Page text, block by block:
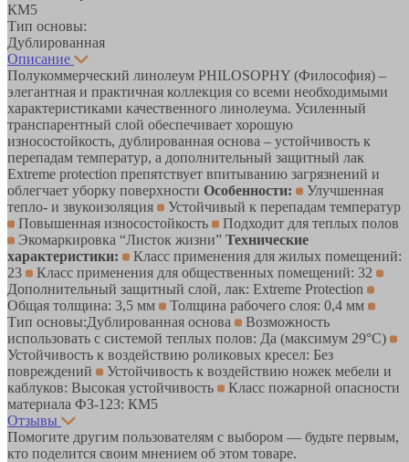
КМ5
Тип основы:
Дублированная
Описание
Полукоммерческий линолеум PHILOSOPHY (Философия) –
элегантная и практичная коллекция со всеми необходимыми
характеристиками качественного линолеума. Усиленный
транспарентный слой обеспечивает хорошую
износостойкость, дублированная основа – устойчивость к
перепадам температур, а дополнительный защитный лак
Extreme protection препятствует впитыванию загрязнений и
облегчает уборку поверхности Особенности:
Улучшенная
тепло- и звукоизоляция
Устойчивый к перепадам температур
Повышенная износостойкость
Подходит для теплых полов
Экомаркировка “Листок жизни” Технические
характеристики:
Класс применения для жилых помещений:
23
Класс применения для общественных помещений: 32
Дополнительный защитный слой, лак: Extreme Protection
Общая толщина: 3,5 мм
Толщина рабочего слоя: 0,4 мм
Тип основы:Дублированная основа
Возможность
использовать с системой теплых полов: Да (максимум 29°C)
Устойчивость к воздействию роликовых кресел: Без
повреждений
Устойчивость к воздействию ножек мебели и
каблуков: Высокая устойчивость
Класс пожарной опасности
материала ФЗ-123: КМ5
Отзывы
Помогите другим пользователям с выбором — будьте первым,
кто поделится своим мнением об этом товаре.